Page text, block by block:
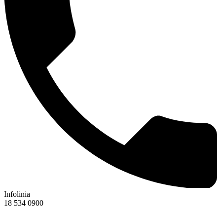
Infolinia
18 534 0900